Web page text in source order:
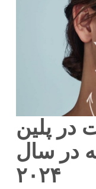
در پلین
در سال
۲۰۲۴